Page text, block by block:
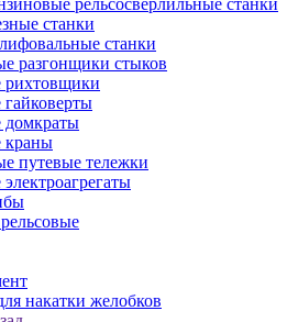
рельсосверлильные станки
станки
станки
разгонщики стыков
рихтовщики
домкраты
краны
путевые тележки
накатки желобков